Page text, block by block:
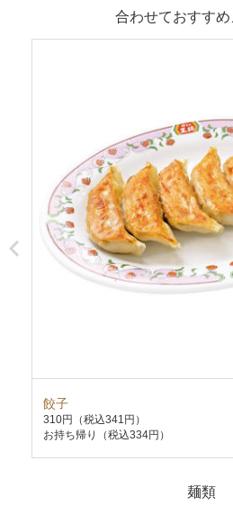
合わせておすす
餃子
310円
（税込341円）
お持ち帰り（税込334円）
麺類